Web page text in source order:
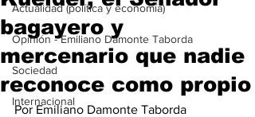
Actualidad (política y economía)
Opinión - Emiliano Damonte Taborda
Sociedad
Internacional
bagayero y
mercenario que nadie
reconoce como propio
Por Emiliano Damonte Taborda